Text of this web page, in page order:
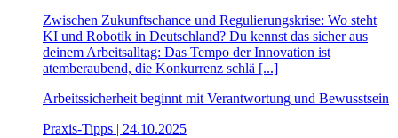
Zwischen Zukunftschance und Regulierungskrise: Wo steht
KI und Robotik in Deutschland? Du kennst das sicher aus
deinem Arbeitsalltag: Das Tempo der Innovation ist
atemberaubend, die Konkurrenz schlä [...]
Arbeitssicherheit beginnt mit Verantwortung und Bewusstsein
Praxis-Tipps | 24.10.2025